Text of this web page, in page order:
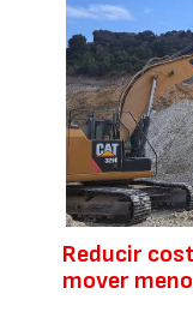
Reducir
mover